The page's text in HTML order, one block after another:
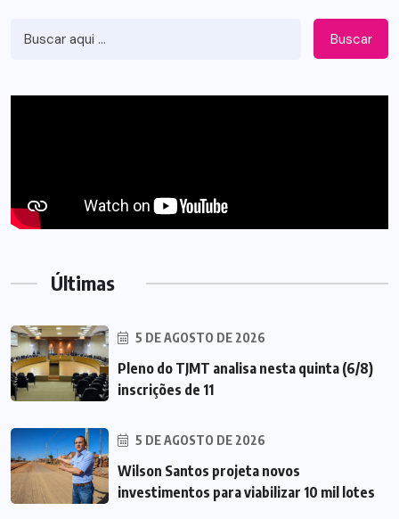
Buscar
Últimas
5 DE AGOSTO DE 2026
Pleno do TJMT analisa nesta quinta (6/8)
inscrições de 11
5 DE AGOSTO DE 2026
Wilson Santos projeta novos
investimentos para viabilizar 10 mil lotes